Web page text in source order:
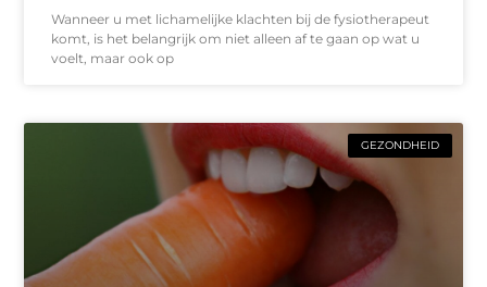
Wanneer u met lichamelijke klachten bij de fysiotherapeut
komt, is het belangrijk om niet alleen af te gaan op wat u
voelt, maar ook op
GEZONDHEID